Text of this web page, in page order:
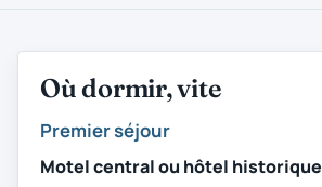
Où dormir, vite
Premier séjour
Premier séjour
Motel central ou hôtel historique